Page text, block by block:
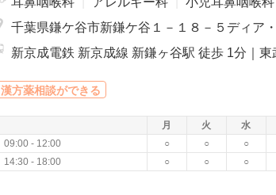
漢方薬相談ができる
月 火 水
09:00 - 12:00
○ ○ ○
14:30 - 18:00
○ ○ ○